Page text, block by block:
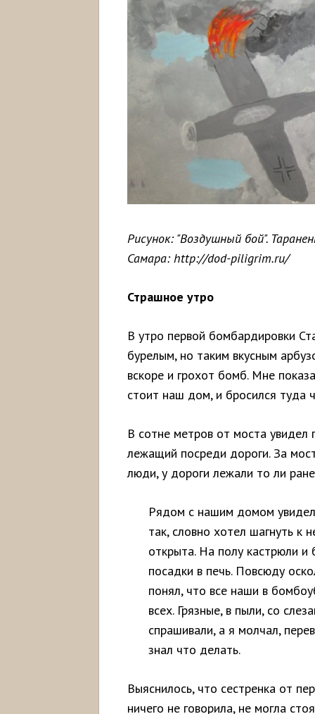
Рисунок: "Воздушный бой".
Самара: http://dod-piligrim.ru/
Страшное утро
В утро первой бомбардировки
бурелым, но таким вкусным
вскоре и грохот бомб. Мне
стоит наш дом, и бросился туда
В сотне метров от моста увидел
лежащий посреди дороги. За
люди, у дороги лежали то ли
Рядом с нашим домом
так, словно хотел шагнуть к
открыта. На полу кастрюли и
посадки в печь. Повсюду
понял, что все наши в
всех. Грязные, в пыли, со
спрашивали, а я молчал,
знал что делать.
Выяснилось, что сестренка от
ничего не говорила, не могла